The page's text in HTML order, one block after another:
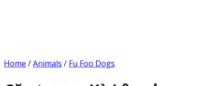
Home /Animals / Fu Foo Dogs